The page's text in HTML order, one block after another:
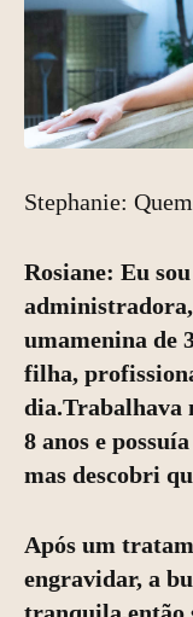
Stephanie:
Rosiane: Eu
administradora,
umamenina de
filha,
dia.Trabalhava
8 anos e
mas descobri
Após um
engravidar, a